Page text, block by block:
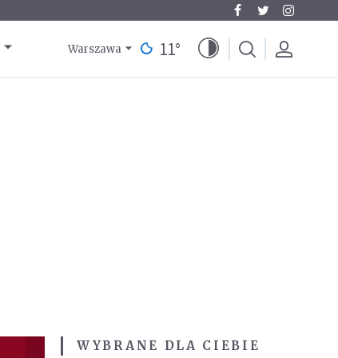
Warszawa 11°
WYBRANE DLA CIEBIE